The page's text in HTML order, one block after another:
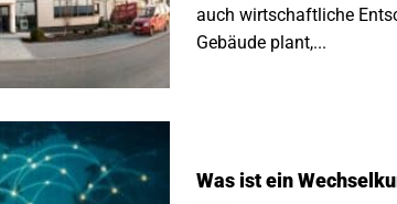
auch wirtschaftliche
Gebäude plant,...
Was ist ein